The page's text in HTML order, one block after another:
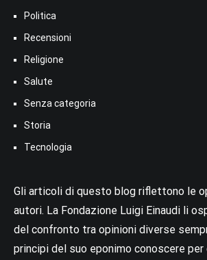
Politica
Recensioni
Religione
Salute
Senza categoria
Storia
Tecnologia
Gli articoli di questo blog riflettono le
autori. La Fondazione Luigi Einaudi li
del confronto tra opinioni diverse
principi del suo eponimo conoscere per